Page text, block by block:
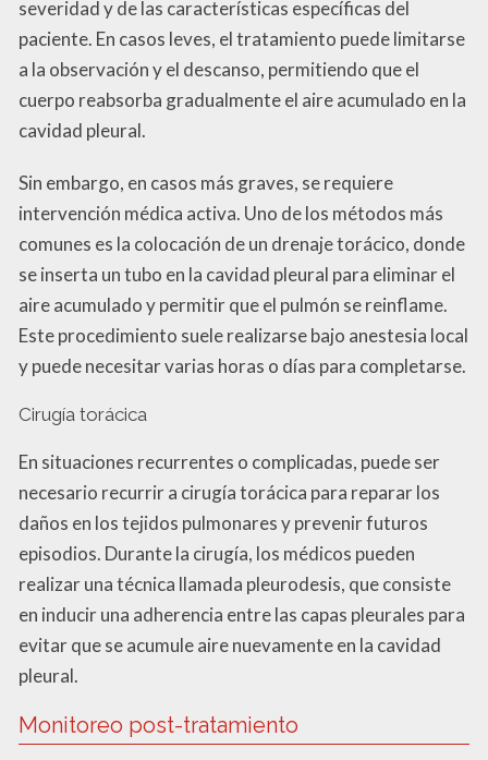
severidad y de las características específicas del
paciente. En casos leves, el tratamiento puede limitarse
a la observación y el descanso, permitiendo que el
cuerpo reabsorba gradualmente el aire acumulado en la
cavidad pleural.
Sin embargo, en casos más graves, se requiere
intervención médica activa. Uno de los métodos más
comunes es la colocación de un drenaje torácico, donde
se inserta un tubo en la cavidad pleural para eliminar el
aire acumulado y permitir que el pulmón se reinflame.
Este procedimiento suele realizarse bajo anestesia local
y puede necesitar varias horas o días para completarse.
Cirugía torácica
En situaciones recurrentes o complicadas, puede ser
necesario recurrir a cirugía torácica para reparar los
daños en los tejidos pulmonares y prevenir futuros
episodios. Durante la cirugía, los médicos pueden
realizar una técnica llamada pleurodesis, que consiste
en inducir una adherencia entre las capas pleurales para
evitar que se acumule aire nuevamente en la cavidad
pleural.
Monitoreo post-tratamiento